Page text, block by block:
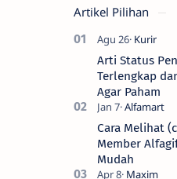
Artikel Pilihan
Arti Status
Terlengkap
Agar Paham
Cara Melihat
Member
Mudah